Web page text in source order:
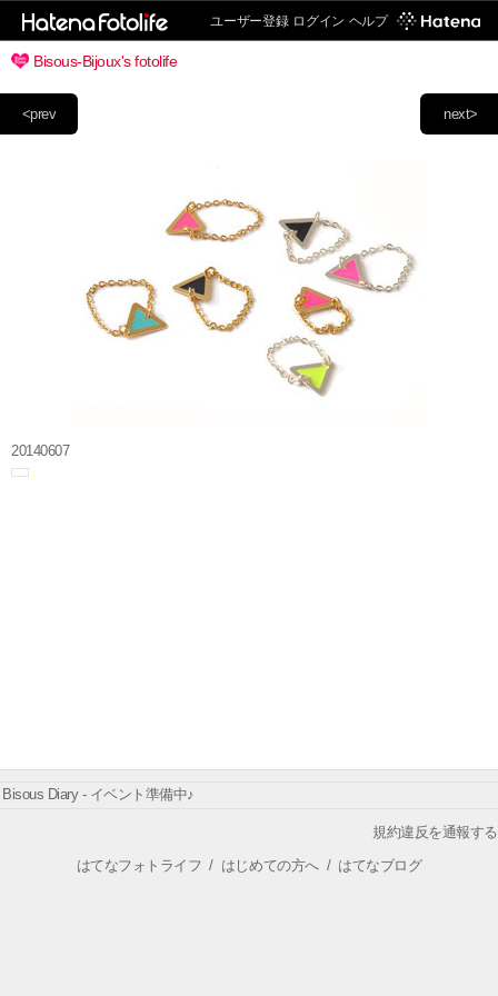
ユーザー登録 ログイン ヘルプ
Bisous-Bijoux's fotolife
next>
<prev
20140607
Bisous Diary - イベント準備中♪
規約違反を通報する
はてなフォトライフ / はじめての方へ/ はてなブログ